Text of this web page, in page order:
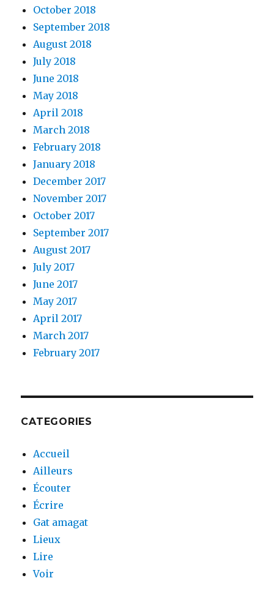
October 2018
September 2018
August 2018
July 2018
June 2018
May 2018
April 2018
March 2018
February 2018
January 2018
December 2017
November 2017
October 2017
September 2017
August 2017
July 2017
June 2017
May 2017
April 2017
March 2017
February 2017
CATEGORIES
Accueil
Ailleurs
Écouter
Écrire
Gat amagat
Lieux
Lire
Voir